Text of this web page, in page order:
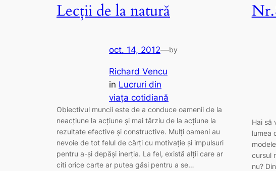
Lecții de la natură
oct. 14, 2012—by
Richard Vencu
in Lucruri din
viaţa cotidiană
Obiectivul muncii este de a conduce oamenii de la
neacțiune la acțiune și mai târziu de la acțiune la
rezultate efective și constructive. Mulți oameni au
nevoie de tot felul de cărți cu motivație și impulsuri
pentru a-și depăși inerția. La fel, există alții care ar
citi orice carte ar putea găsi pentru a se…
Hai să
lumea
cursul
nu?